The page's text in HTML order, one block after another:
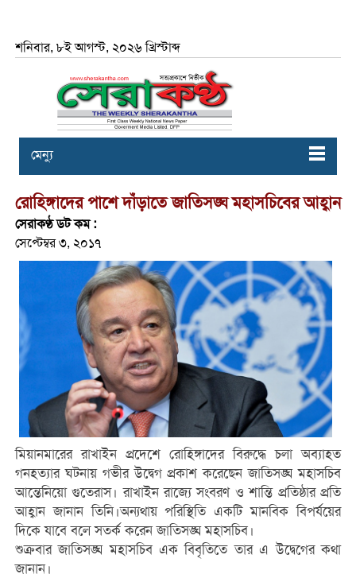
শনিবার, ৮ই আগস্ট, ২০২৬ খ্রিস্টাব্দ
মেন্যু
রোহিঙ্গাদের পাশে দাঁড়াতে জাতিসঙ্ঘ মহাসচিবের আহ্বান
সেরাকণ্ঠ ডট কম :
সেপ্টেম্বর ৩, ২০১৭
মিয়ানমারের রাখাইন প্রদেশে রোহিঙ্গাদের বিরুদ্ধে চলা অব্যাহত
গনহত্যার ঘটনায় গভীর উদ্বেগ প্রকাশ করেছেন জাতিসঙ্ঘ মহাসচিব
আন্তেনিয়ো গুতেরাস। রাখাইন রাজ্যে সংবরণ ও শান্তি প্রতিষ্ঠার প্রতি
আহ্বান জানান তিনি।অন্যথায় পরিস্থিতি একটি মানবিক বিপর্যয়ের
দিকে যাবে বলে সতর্ক করেন জাতিসঙ্ঘ মহাসচিব।
শুক্রবার জাতিসঙ্ঘ মহাসচিব এক বিবৃতিতে তার এ উদ্বেগের কথা
জানান।